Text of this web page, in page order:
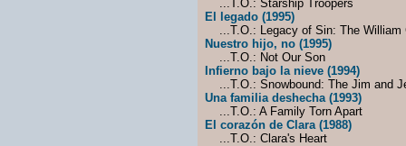
...T.O.: Starship Troopers
El legado (1995)
...T.O.: Legacy of Sin: The William
Nuestro hijo, no (1995)
...T.O.: Not Our Son
Infierno bajo la nieve (1994)
...T.O.: Snowbound: The Jim and
Una familia deshecha (1993)
...T.O.: A Family Torn Apart
El corazón de Clara (1988)
...T.O.: Clara's Heart